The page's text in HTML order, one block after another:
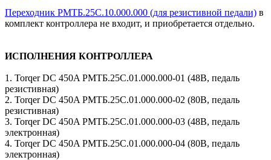
Переходник РМТБ.25С.10.000.000 (для резистивной педали) в
комплект контроллера не входит, и приобретается отдельно.
ИСПОЛНЕНИЯ КОНТРОЛЛЕРА
1. Torqer DC 450A РМТБ.25С.01.000.000-01 (48В, педаль
резистивная)
2. Torqer DC 450A РМТБ.25С.01.000.000-02 (80В, педаль
резистивная)
3. Torqer DC 450A РМТБ.25С.01.000.000-03 (48В, педаль
электронная)
4. Torqer DC 450A РМТБ.25С.01.000.000-04 (80В, педаль
электронная)